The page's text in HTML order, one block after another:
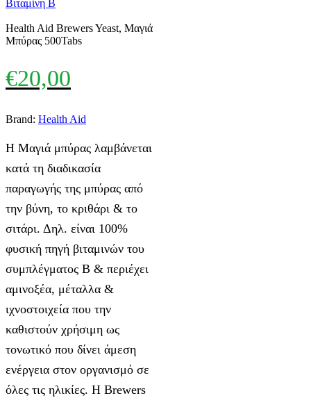
Βιταμίνη B
Health Aid Brewers Yeast, Μαγιά
Μπύρας 500Tabs
€20,00
Brand: Health Aid
Η Μαγιά μπύρας λαμβάνεται
κατά τη διαδικασία
παραγωγής της μπύρας από
την βύνη, το κριθάρι & το
σιτάρι. Δηλ. είναι 100%
φυσική πηγή βιταμινών του
συμπλέγματος Β & περιέχει
αμινοξέα, μέταλλα &
ιχνοστοιχεία που την
καθιστούν χρήσιμη ως
τονωτικό που δίνει άμεση
ενέργεια στον οργανισμό σε
όλες τις ηλικίες. Η Brewers